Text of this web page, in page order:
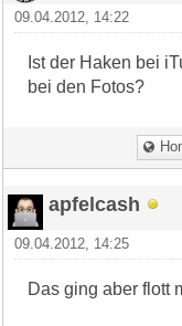
09.04.2012, 14:22
Ist der Haken bei
bei den Fotos?
apfelcash
09.04.2012, 14:25
Das ging aber flott